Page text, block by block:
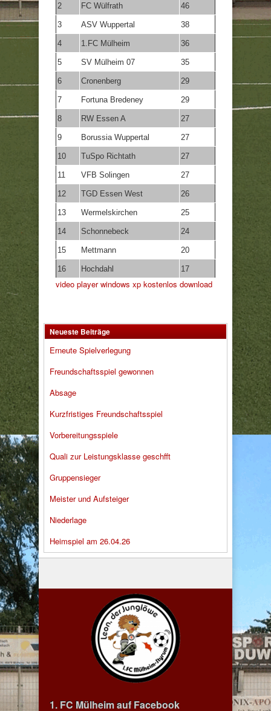
2 FC Wülfrath 46
3 ASV Wuppertal 38
4 1.FC Mülheim 36
5 SV Mülheim 07 35
6 Cronenberg 29
7 Fortuna Bredeney 29
8 RW Essen A 27
9 Borussia Wuppertal 27
10 TuSpo Richtath 27
11 VFB Solingen 27
12 TGD Essen West 26
13 Wermelskirchen 25
14 Schonnebeck 24
15 Mettmann 20
16 Hochdahl 17
video player windows xp kostenlos download
Neueste Beiträge
Erneute Spielverlegung
Freundschaftsspiel gewonnen
Absage
Kurzfristiges Freundschaftsspiel
Vorbereitungsspiele
Quali zur Leistungsklasse geschfft
Gruppensieger
Meister und Aufsteiger
Niederlage
Heimspiel am 26.04.26
1. FC Mülheim auf Facebook